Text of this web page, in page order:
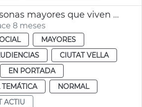
Políticas personas mayores que viven a solas València
8 meses
MAYORES
CIUTAT VELLA
EN PORTADA
NORMAL
ACTIU